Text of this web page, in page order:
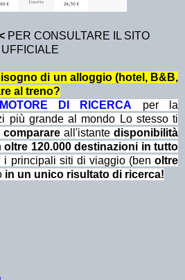
PER CONSULTARE IL SITO
UFFICIALE
di un alloggio (hotel, B&B,
al treno?
MOTORE DI RICERCA
per la
più grande al mondo Lo stesso ti
comparare all'istantedisponibilità
oltre 120.000 destinazioni in tutto
i principali siti di viaggio (benoltre
in un unico risultato di ricerca!